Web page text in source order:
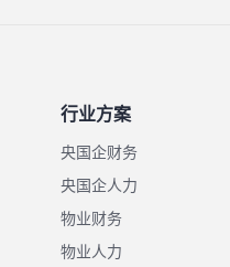
行业方案
央国企财务
央国企人力
物业财务
物业人力